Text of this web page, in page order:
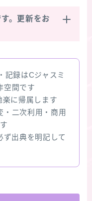
。更新をお
記録はCジャスミ
空間です
楽に帰属します
・二次利用・商用
ず出典を明記して